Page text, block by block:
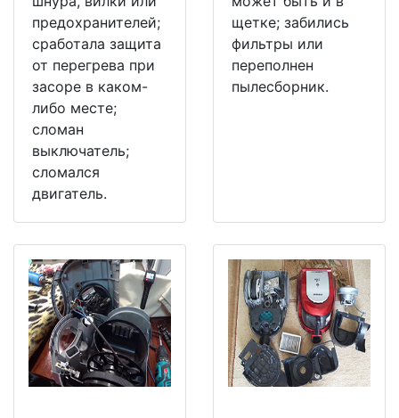
предохранителей;
сработала защита
от перегрева при
засоре в каком-
либо месте;
сломан
выключатель;
сломался
двигатель.
щетке; забились
фильтры или
переполнен
пылесборник.